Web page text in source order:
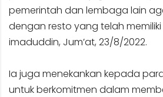
pemerintah dan lembaga lain
dengan resto yang telah memiliki
imaduddin, Jum’at, 23/8/2022.
Ia juga menekankan kepada
untuk berkomitmen dalam